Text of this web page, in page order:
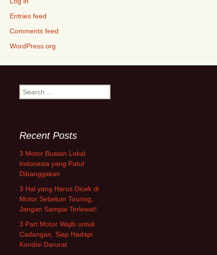
Entries feed
Comments feed
WordPress.org
Search
for:
Recent Posts
3 Motor Buatan Lokal
Indonesia yang Patut
Dibanggakan
3 Hal yang Harus Dicek di
Motor Sebelum Touring,
Jangan Sampai Terlewat!
3 Part Motor Wajib untuk
Cadangan, Siap Hadapi
Kondisi Darurat